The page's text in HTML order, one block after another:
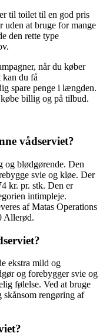
til toilet til en god pris
at bruge for mange
den rette type
når du køber
kan du få
spare penge i længden.
billig og på tilbud.
vådserviet?
og blødgørende. Den
svie og kløe. Der
kr. pr. stk. Den er
intimpleje.
af Matas Operations
Allerød.
ekstra mild og
og forebygger svie og
følelse. Ved at bruge
skånsom rengøring af